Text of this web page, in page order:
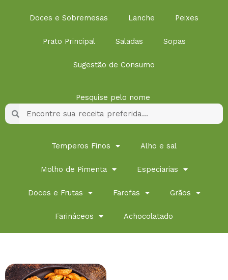
Doces e Sobremesas Lanche Peixes
Prato Principal Saladas Sopas
Sugestão de Consumo
Pesquise pelo nome
Pesquisar
Temperos Finos Alho e sal
Molho de Pimenta Especiarias
Doces e Frutas Farofas Grãos
Farináceos Achocolatado